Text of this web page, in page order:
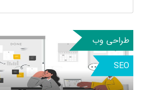
طراحی وب
SEO